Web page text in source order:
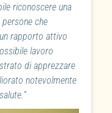
riconoscere una
che
rapporto attivo
lavoro
di apprezzare
notevolmente